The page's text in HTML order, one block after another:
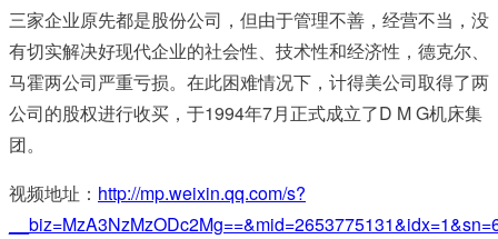
三家企业原先都是股份公司，但由于管理不善，经营不当，没
有切实解决好现代企业的社会性、技术性和经济性，德克尔、
马霍两公司严重亏损。在此困难情况下，计得美公司取得了两
公司的股权进行收买，于1994年7月正式成立了D M G机床集
团。
视频地址： http://mp.weixin.qq.com/s?